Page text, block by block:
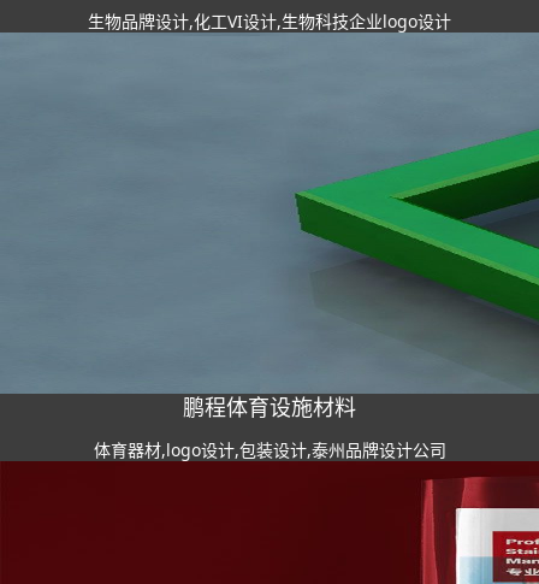
生物品牌设计,化工VI设计,生物科技企业logo设计
鹏程体育设施材料
体育器材,logo设计,包装设计,泰州品牌设计公司